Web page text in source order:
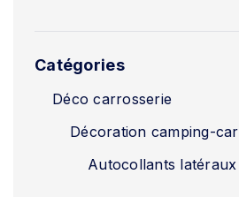
Catégories
Déco carrosserie
Décoration camping-car
Autocollants latéraux